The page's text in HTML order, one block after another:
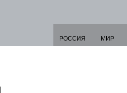
РОССИЯ МИР